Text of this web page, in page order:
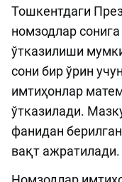
Тошкентдаги
номзодлар
ўтказилиши
сони бир ўрин
имтиҳонлар
ўтказилади.
фанидан
вақт ажратилади.